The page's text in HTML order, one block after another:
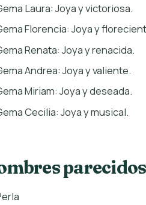
Laura: Joya y victoriosa.
Florencia: Joya y
Renata: Joya y renacida.
Andrea: Joya y valiente.
Miriam: Joya y deseada.
Cecilia: Joya y musical.